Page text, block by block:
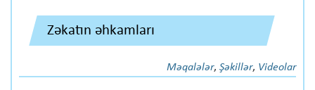
Zəkatın əhkamları
Məqalələr, Şəkillər, Videolar